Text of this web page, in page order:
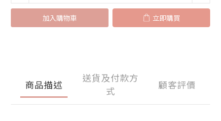
加入購物車 立即購買
商品描述
送貨及付款方
式
顧客評價